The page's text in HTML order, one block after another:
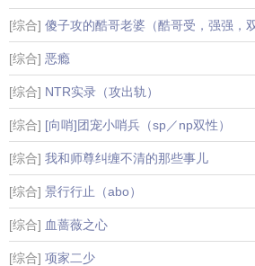
[综合] 傻子攻的酷哥老婆（酷哥受，强强，
[综合] 恶瘾
[综合] NTR实录（攻出轨）
[综合] [向哨]团宠小哨兵（sp／np双性）
[综合] 我和师尊纠缠不清的那些事儿
[综合] 景行行止（abo）
[综合] 血蔷薇之心
[综合] 项家二少